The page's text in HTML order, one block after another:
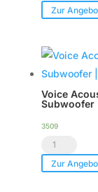
Case
Menge
Show.LED
-
Tourpack
(8er
Set)
Zur
Voice
Subwoofer
3509
Voice
Acoustic
Zur